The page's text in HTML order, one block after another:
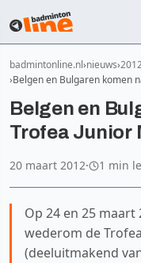
badmintonline.nl nieuws
Belgen en Bulgaren komen
Belgen en
Trofea Junior
20 maart 2012· 1 min
Op 24 en 25
wederom de
(deeluitmakend